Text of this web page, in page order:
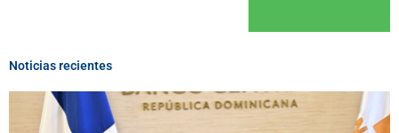
Noticias recientes